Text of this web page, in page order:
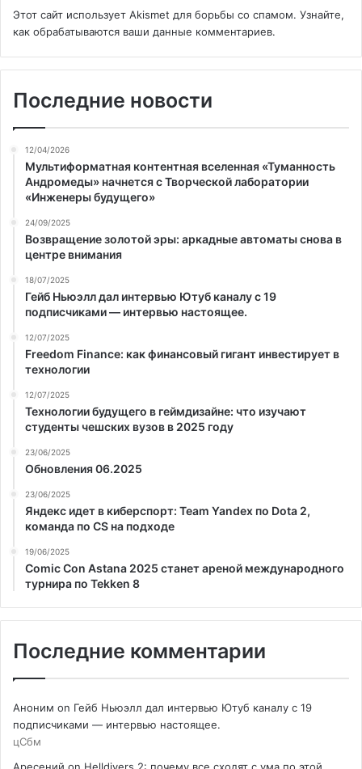
Этот сайт использует Akismet для борьбы со спамом. Узнайте,
как обрабатываются ваши данные комментариев.
Последние новости
12/04/2026
Мультиформатная контентная вселенная «Туманность
Андромеды» начнется с Творческой лаборатории
«Инженеры будущего»
24/09/2025
Возвращение золотой эры: аркадные автоматы снова в
центре внимания
18/07/2025
Гейб Ньюэлл дал интервью Ютуб каналу с 19
подписчиками — интервью настоящее.
12/07/2025
Freedom Finance: как финансовый гигант инвестирует в
технологии
12/07/2025
Технологии будущего в геймдизайне: что изучают
студенты чешских вузов в 2025 году
23/06/2025
Обновления 06.2025
23/06/2025
Яндекс идет в киберспорт: Team Yandex по Dota 2,
команда по CS на подходе
19/06/2025
Comic Con Astana 2025 станет ареной международного
турнира по Tekken 8
Последние комментарии
Аноним on Гейб Ньюэлл дал интервью Ютуб каналу с 19
подписчиками — интервью настоящее.
цСбм
Аресений on Helldivers 2: почему все сходят с ума по этой